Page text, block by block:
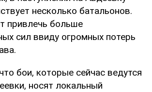
несколько батальонов.
привлечь больше
сил ввиду огромных потерь
бои, которые сейчас ведутся
носят локальный